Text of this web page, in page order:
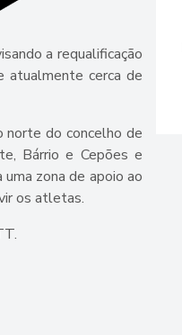
a requalificação
atualmente cerca de
norte do concelho de
Bárrio e Cepões e
zona de apoio ao
os atletas.